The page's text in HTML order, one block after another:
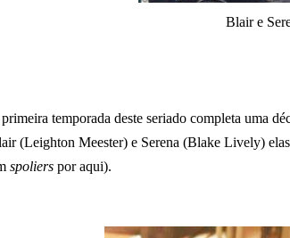
Blair e
temporada deste seriado completa uma
(Leighton Meester) e Serena (Blake Lively)
spolierspor aqui).